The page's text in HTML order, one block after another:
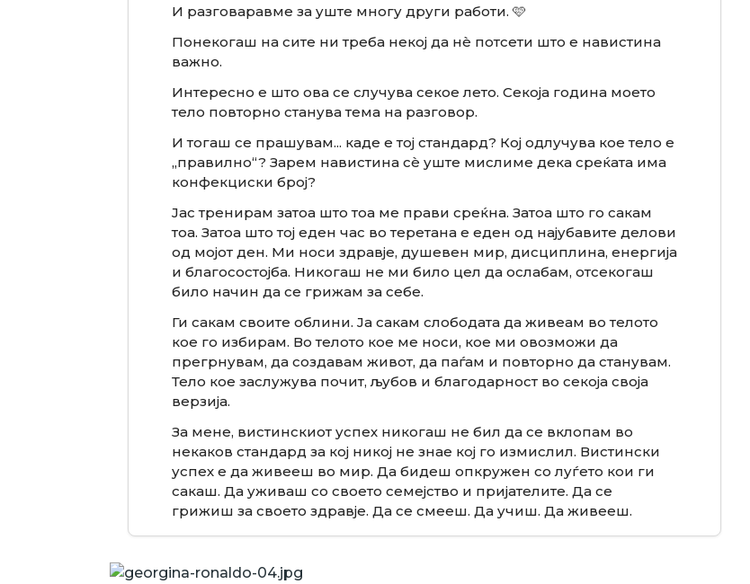
И разговаравме за уште многу други работи. 🩷
Понекогаш на сите ни треба некој да нè потсети што е навистина
важно.
Интересно е што ова се случува секое лето. Секоја година моето
тело повторно станува тема на разговор.
И тогаш се прашувам... каде е тој стандард? Кој одлучува кое тело е
„правилно“? Зарем навистина сè уште мислиме дека среќата има
конфекциски број?
Јас тренирам затоа што тоа ме прави среќна. Затоа што го сакам
тоа. Затоа што тој еден час во теретана е еден од најубавите делови
од мојот ден. Ми носи здравје, душевен мир, дисциплина, енергија
и благосостојба. Никогаш не ми било цел да ослабам, отсекогаш
било начин да се грижам за себе.
Ги сакам своите облини. Ја сакам слободата да живеам во телото
кое го избирам. Во телото кое ме носи, кое ми овозможи да
прегрнувам, да создавам живот, да паѓам и повторно да станувам.
Тело кое заслужува почит, љубов и благодарност во секоја своја
верзија.
За мене, вистинскиот успех никогаш не бил да се вклопам во
некаков стандард за кој никој не знае кој го измислил. Вистински
успех е да живееш во мир. Да бидеш опкружен со луѓето кои ги
сакаш. Да уживаш со своето семејство и пријателите. Да се
грижиш за своето здравје. Да се смееш. Да учиш. Да живееш.